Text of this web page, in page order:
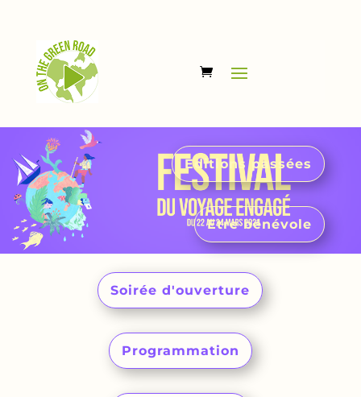
Editions passées
Etre bénévole
Soirée d'ouverture
Programmation